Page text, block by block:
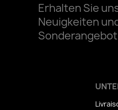
Erhalten Sie
Neuigkeiten